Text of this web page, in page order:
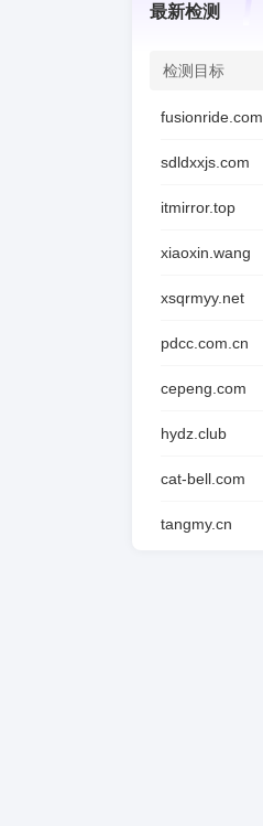
最新检测
检测目标
fusionride.com
sdldxxjs.com
itmirror.top
xiaoxin.wang
xsqrmyy.net
pdcc.com.cn
cepeng.com
hydz.club
cat-bell.com
tangmy.cn